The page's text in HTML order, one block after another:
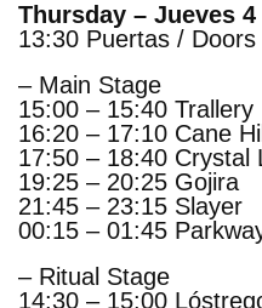
Thursday – Jueves
13:30 Puertas / Doors
– Main Stage
15:00 – 15:40 Trallery
16:20 – 17:10 Cane Hill
17:50 – 18:40 Crystal
19:25 – 20:25 Gojira
21:45 – 23:15 Slayer
00:15 – 01:45
– Ritual Stage
14:30 – 15:00